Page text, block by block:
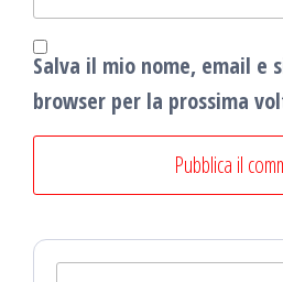
Salva il mio nome, email e
browser per la prossima